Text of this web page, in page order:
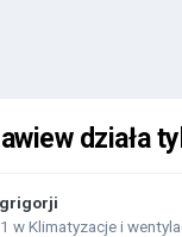
działa
grigorji
w Klimatyzacje i